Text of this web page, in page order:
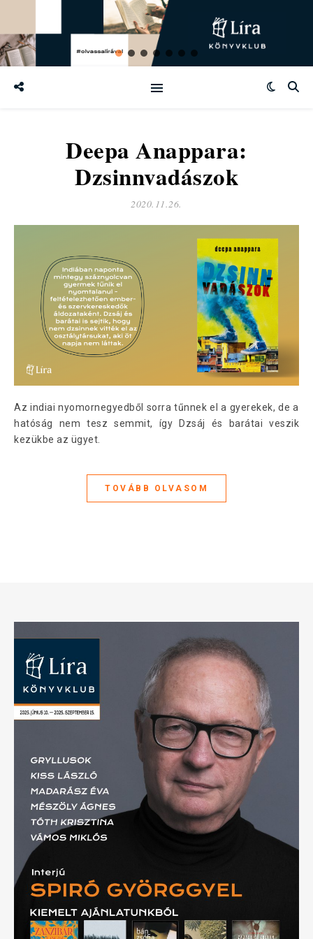
Deepa Anappara:
Dzsinnvadászok
2020.11.26.
Az indiai nyomornegyedből sorra tűnnek el a gyerekek, de a
hatóság nem tesz semmit, így Dzsáj és barátai veszik
kezükbe az ügyet.
TOVÁBB OLVASOM